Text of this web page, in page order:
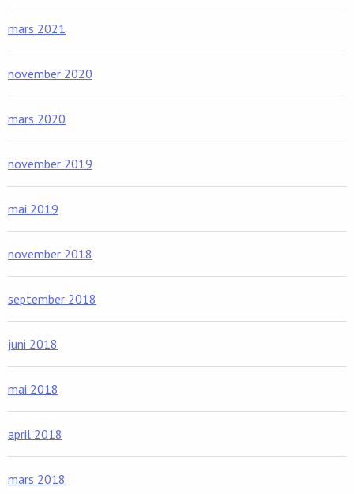
mars 2021
november 2020
mars 2020
november 2019
mai 2019
november 2018
september 2018
juni 2018
mai 2018
april 2018
mars 2018